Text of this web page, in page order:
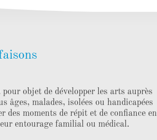
objet de développer les arts auprès
âges, malades, isolées ou handicapées
des moments de répit et de confiance en
entourage familial ou médical.